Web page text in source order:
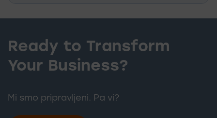
Ready to Transform
Your Business?
Mi smo pripravljeni. Pa vi?